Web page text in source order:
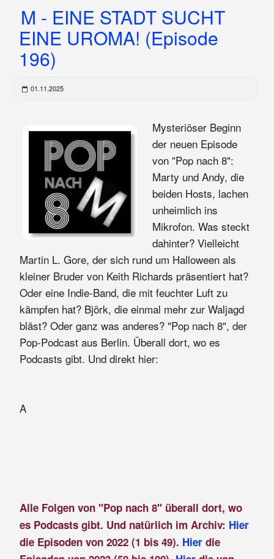
M - EINE STADT SUCHT
EINE UROMA! (Episode
196)
01.11.2025
Mysteriöser Beginn
der neuen Episode
von "Pop nach 8":
Marty und Andy, die
beiden Hosts, lachen
unheimlich ins
Mikrofon. Was steckt
dahinter? Vielleicht
Martin L. Gore, der sich rund um Halloween als
kleiner Bruder von Keith Richards präsentiert hat?
Oder eine Indie-Band, die mit feuchter Luft zu
kämpfen hat? Björk, die einmal mehr zur Waljagd
bläst? Oder ganz was anderes? "Pop nach 8", der
Pop-Podcast aus Berlin. Überall dort, wo es
Podcasts gibt. Und direkt hier:
A
Alle Folgen von "Pop nach 8" überall dort, wo
es Podcasts gibt. Und natürlich im Archiv: Hier
die Episoden von 2022 (1 bis 49). Hierdie